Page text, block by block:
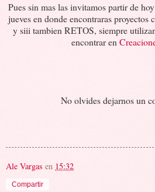
Pues sin mas las invitamos partir de
jueves en donde encontraras proyectos
y siii tambien RETOS, siempre
encontrar en
No olvides dejarnos un
Ale Vargas en 15:32
Compartir